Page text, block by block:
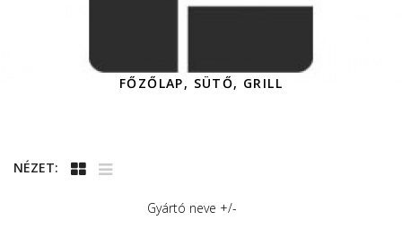
FŐZŐLAP, SÜTŐ, GRILL
NÉZET:
Gyártó neve +/-